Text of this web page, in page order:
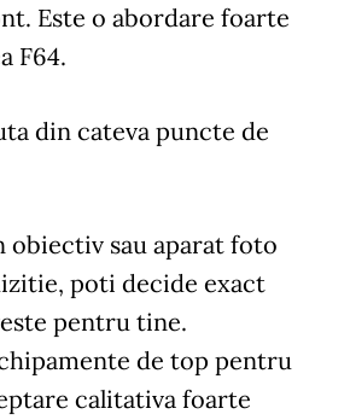
Este o abordare foarte
F64.
din cateva puncte de
obiectiv sau aparat foto
poti decide exact
pentru tine.
de top pentru
calitativa foarte